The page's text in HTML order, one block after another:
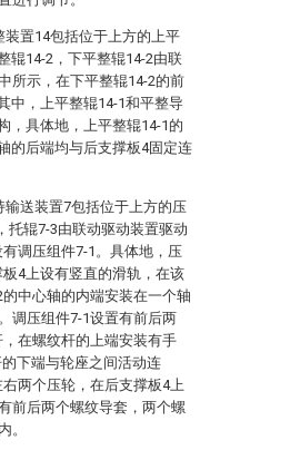
置14包括位于上方的上平
辊14-2，下平整辊14-2由联
所示，在下平整辊14-2的前
中，上平整辊14-1和平整导
，具体地，上平整辊14-1的
的后端均与后支撑板4固定连
送装置7包括位于上方的压
托辊7-3由联动驱动装置驱动
调压组件7-1。具体地，压
4上设有竖直的滑轨，在该
中心轴的内端安装在一个轴
调压组件7-1设置有前后两
在螺纹杆的上端安装有手
下端与轮座之间活动连
两个压轮，在后支撑板4上
前后两个螺纹导套，两个螺
。